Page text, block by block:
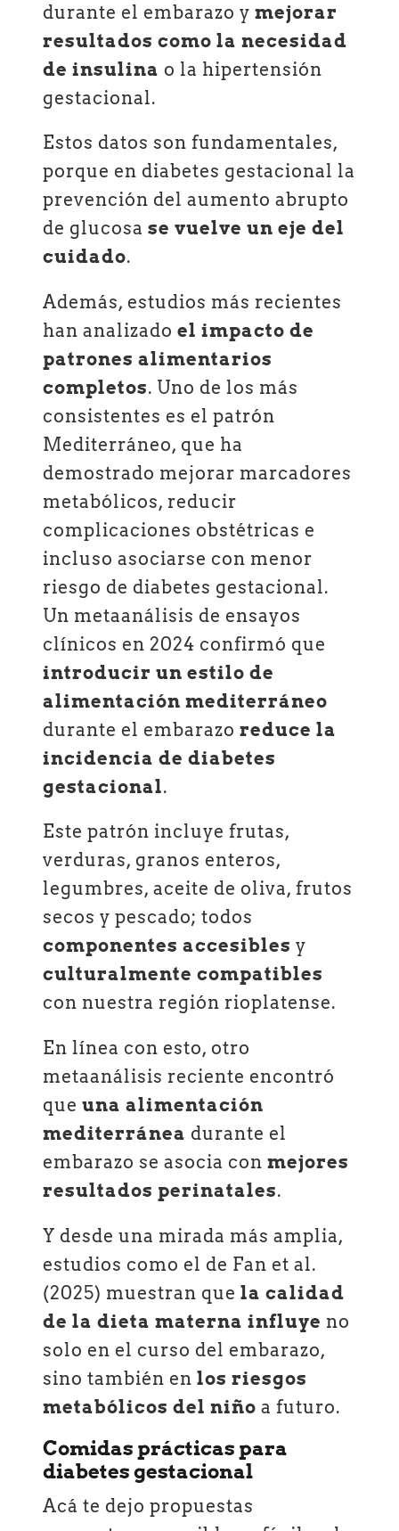
durante el embarazo ymejorar
resultados como la necesidad
de insulina o la hipertensión
gestacional.
Estos datos son fundamentales,
porque en diabetes gestacional la
prevención del aumento abrupto
de glucosase vuelve un eje del
cuidado.
Además, estudios más recientes
han analizadoel impacto de
patrones alimentarios
completos. Uno de los más
consistentes es el patrón
Mediterráneo, que ha
demostrado mejorar marcadores
metabólicos, reducir
complicaciones obstétricas e
incluso asociarse con menor
riesgo de diabetes gestacional.
Un metaanálisis de ensayos
clínicos en 2024 confirmó que
introducir un estilo de
alimentación mediterráneo
durante el embarazoreduce la
incidencia de diabetes
gestacional.
Este patrón incluye frutas,
verduras, granos enteros,
legumbres, aceite de oliva, frutos
secos y pescado; todos
componentes accesibles y
culturalmente compatibles
con nuestra región rioplatense.
En línea con esto, otro
metaanálisis reciente encontró
queuna alimentación
mediterránea durante el
embarazo se asocia conmejores
resultados perinatales.
Y desde una mirada más amplia,
estudios como el de Fan et al.
(2025) muestran quela calidad
de la dieta materna influye no
solo en el curso del embarazo,
sino también enlos riesgos
metabólicos del niño a futuro.
Comidas prácticas para
diabetes gestacional
Acá te dejo propuestas